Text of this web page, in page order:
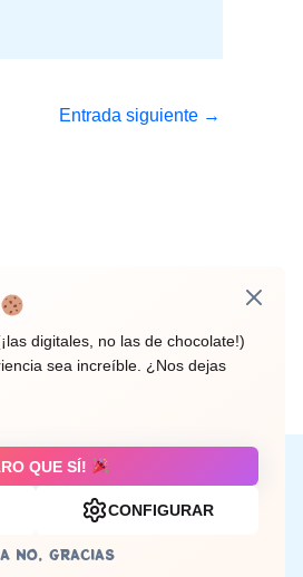
Entrada siguiente →
digitales, no las de chocolate!)
sea increíble. ¿Nos dejas
QUE SÍ!
CONFIGURAR
NO, GRACIAS